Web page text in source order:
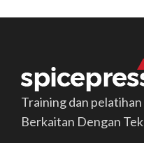
Training dan
Berkaitan Dengan